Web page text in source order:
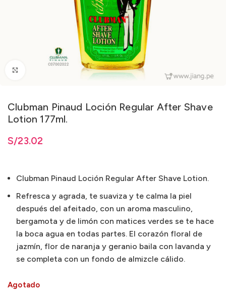
Clubman Pinaud Loción Regular After Shave
Lotion 177ml.
S/23.02
Clubman Pinaud Loción Regular After Shave Lotion.
Refresca y agrada, te suaviza y te calma la piel
después del afeitado, con un aroma masculino,
bergamota y de limón con matices verdes se te hace
la boca agua en todas partes. El corazón floral de
jazmín, flor de naranja y geranio baila con lavanda y
se completa con un fondo de almizcle cálido.
Agotado